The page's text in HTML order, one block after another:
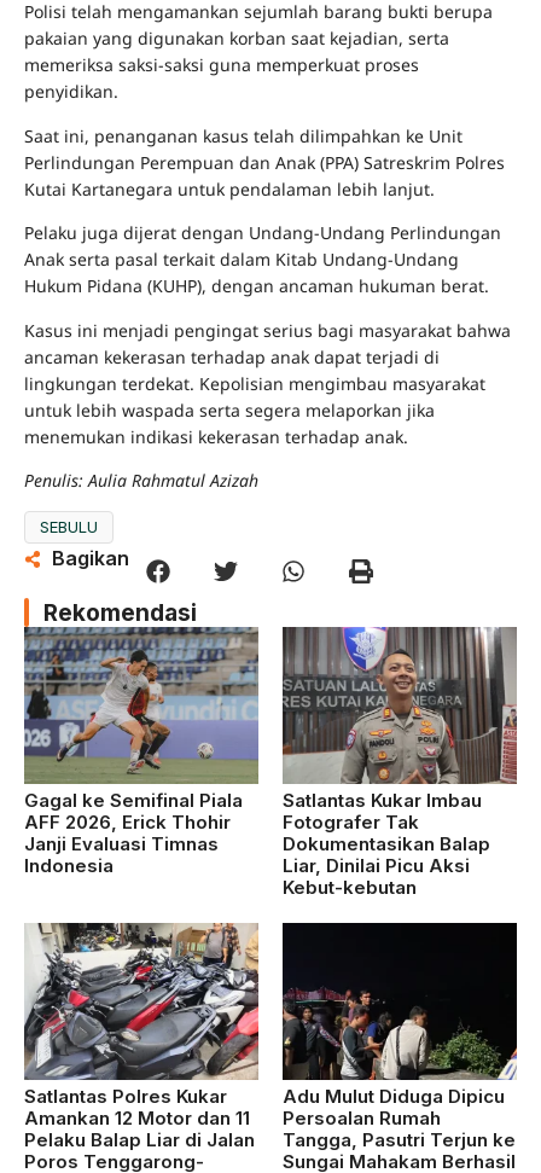
Polisi telah mengamankan sejumlah barang bukti berupa
pakaian yang digunakan korban saat kejadian, serta
memeriksa saksi-saksi guna memperkuat proses
penyidikan.
Saat ini, penanganan kasus telah dilimpahkan ke Unit
Perlindungan Perempuan dan Anak (PPA) Satreskrim Polres
Kutai Kartanegara untuk pendalaman lebih lanjut.
Pelaku juga dijerat dengan Undang-Undang Perlindungan
Anak serta pasal terkait dalam Kitab Undang-Undang
Hukum Pidana (KUHP), dengan ancaman hukuman berat.
Kasus ini menjadi pengingat serius bagi masyarakat bahwa
ancaman kekerasan terhadap anak dapat terjadi di
lingkungan terdekat. Kepolisian mengimbau masyarakat
untuk lebih waspada serta segera melaporkan jika
menemukan indikasi kekerasan terhadap anak.
Penulis: Aulia Rahmatul Azizah
SEBULU
Bagikan
Rekomendasi
Gagal ke Semifinal Piala
AFF 2026, Erick Thohir
Janji Evaluasi Timnas
Indonesia
Satlantas Kukar Imbau
Fotografer Tak
Dokumentasikan Balap
Liar, Dinilai Picu Aksi
Kebut-kebutan
Satlantas Polres Kukar
Amankan 12 Motor dan 11
Pelaku Balap Liar di Jalan
Poros Tenggarong-
Adu Mulut Diduga Dipicu
Persoalan Rumah
Tangga, Pasutri Terjun ke
Sungai Mahakam Berhasil